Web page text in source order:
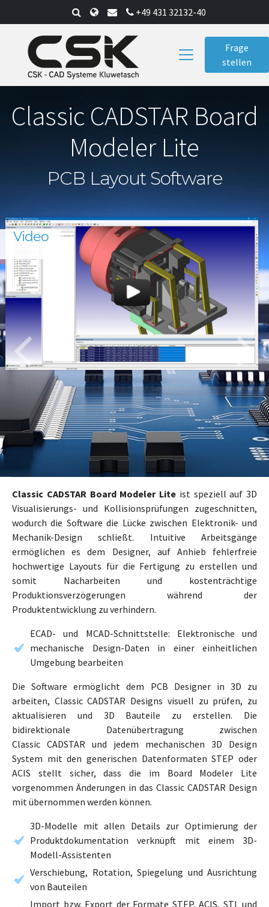
to
content
+49 431 32132-40
Frage
stellen
Classic CADSTAR Board
Modeler Lite
PCB Layout Software
Video
Classic CADSTAR Board Modeler Lite ist speziell auf 3D
Visualisierungs- und Kollisionsprüfungen zugeschnitten,
wodurch die Software die Lücke zwischen Elektronik- und
Mechanik-Design schließt. Intuitive Arbeitsgänge
ermöglichen es dem Designer, auf Anhieb fehlerfreie
hochwertige Layouts für die Fertigung zu erstellen und
somit Nacharbeiten und kostenträchtige
Produktionsverzögerungen während der
Produktentwicklung zu verhindern.
ECAD- und MCAD-Schnittstelle: Elektronische und
mechanische Design-Daten in einer einheitlichen
Umgebung bearbeiten
Die Software ermöglicht dem PCB Designer in 3D zu
arbeiten, Classic CADSTAR Designs visuell zu prüfen, zu
aktualisieren und 3D Bauteile zu erstellen. Die
bidirektionale Datenübertragung zwischen
Classic CADSTAR und jedem mechanischen 3D Design
System mit den generischen Datenformaten STEP oder
ACIS stellt sicher, dass die im Board Modeler Lite
vorgenommen Änderungen in das Classic CADSTAR Design
mit übernommen werden können.
3D-Modelle mit allen Details zur Optimierung der
Produktdokumentation verknüpft mit einem 3D-
Modell-Assistenten
Verschiebung, Rotation, Spiegelung und Ausrichtung
von Bauteilen
Import bzw. Export der Formate STEP, ACIS, STL und